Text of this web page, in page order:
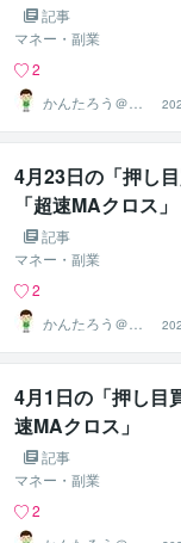
記事
マネー・副業
2
かんたろう＠か
んたんFX
4月23日の「押し
「超速MAクロス」
記事
マネー・副業
2
かんたろう＠か
んたんFX
4月1日の「押し目
速MAクロス」
記事
マネー・副業
2